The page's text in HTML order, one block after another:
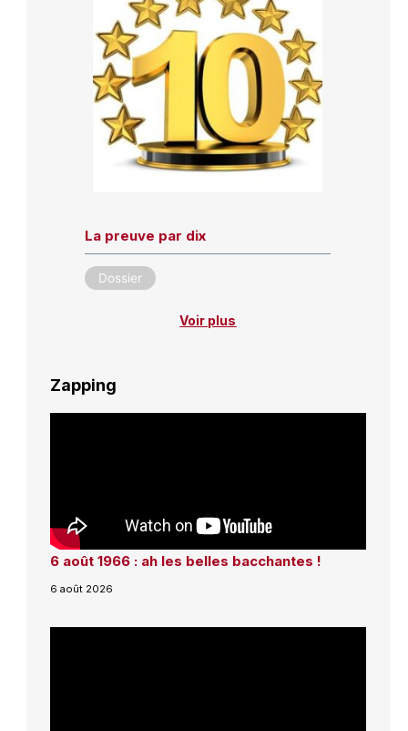
La preuve par dix
Dossier
Voir plus
Zapping
6 août 1966 : ah les belles bacchantes !
6 août 2026